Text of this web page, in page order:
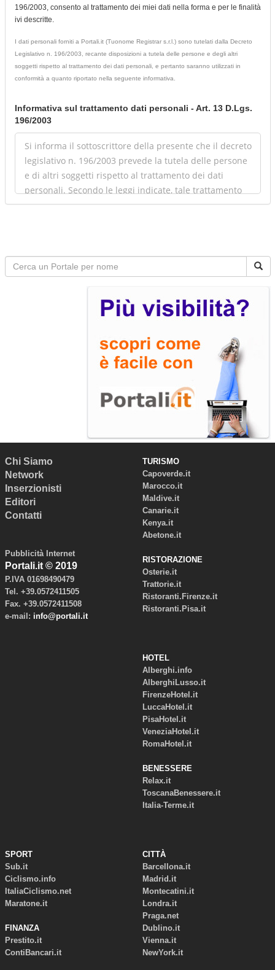
196/2003, consento al trattamento dei miei dati nella forma e per le finalità
ivi descritte.
I dati personali forniti a Portali.it (Tuonome Registrar s.r.l.) sono tutelati dalla Decreto
Legislativo n. 196/2003, recante disposizioni a tutela delle persone e degli altri
soggetti rispetto al trattamento dei dati personali, e pertanto saranno utilizzati in
conformità a quanto riportato nella seguente informativa.
Informativa sul trattamento dati personali - Art. 13 D.Lgs.
196/2003
Chi Siamo
Network
Inserzionisti
Editori
Contatti
Pubblicità Internet
Portali.it © 2019
P.IVA 01698490479
Tel. +39.0572411505
Fax. +39.0572411508
e-mail: info@portali.it
TURISMO
Capoverde.it
Marocco.it
Maldive.it
Canarie.it
Kenya.it
Abetone.it
RISTORAZIONE
Osterie.it
Trattorie.it
Ristoranti.Firenze.it
Ristoranti.Pisa.it
HOTEL
Alberghi.info
AlberghiLusso.it
FirenzeHotel.it
LuccaHotel.it
PisaHotel.it
VeneziaHotel.it
RomaHotel.it
BENESSERE
Relax.it
ToscanaBenessere.it
Italia-Terme.it
SPORT
Sub.it
Ciclismo.info
ItaliaCiclismo.net
Maratone.it
FINANZA
Prestito.it
ContiBancari.it
CITTÀ
Barcellona.it
Madrid.it
Montecatini.it
Londra.it
Praga.net
Dublino.it
Vienna.it
NewYork.it